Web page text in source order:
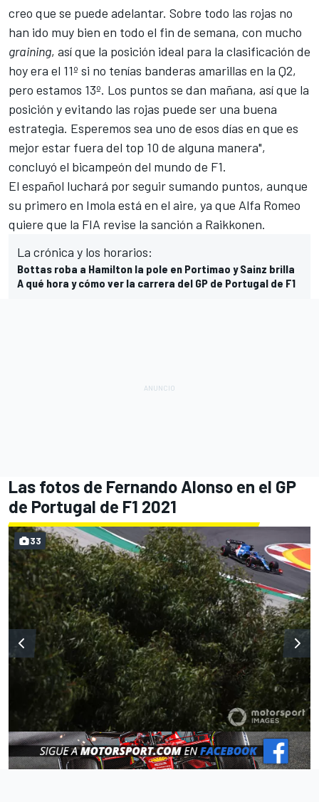
creo que se puede adelantar. Sobre todo las rojas no
han ido muy bien en todo el fin de semana, con mucho
graining, así que la posición ideal para la clasificación de
hoy era el 11º si no tenías banderas amarillas en la Q2,
pero estamos 13º. Los puntos se dan mañana, así que la
posición y evitando las rojas puede ser una buena
estrategia. Esperemos sea uno de esos días en que es
mejor estar fuera del top 10 de alguna manera",
concluyó el bicampeón del mundo de F1.
El español luchará por seguir sumando puntos, aunque
su primero en Imola está en el aire, ya que Alfa Romeo
quiere que la FIA revise la sanción a Raikkonen.
La crónica y los horarios:
Bottas roba a Hamilton la pole en Portimao y Sainz brilla
A qué hora y cómo ver la carrera del GP de Portugal de F1
Las fotos de Fernando Alonso en el GP
de Portugal de F1 2021
33